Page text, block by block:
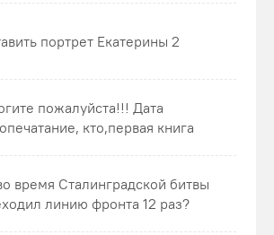
портрет Екатерины 2
пожалуйста!!! Дата
кто,первая книга
время Сталинградской битвы
линию фронта 12 раз?